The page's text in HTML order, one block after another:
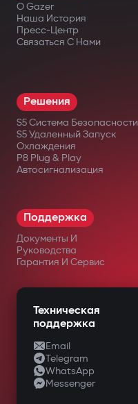
О Gazer
Наша История
Пресс-Центр
Связаться С Нами
Решения
S5 Система Безопасности
S5 Удаленный Запуск
Охлаждения
P8 Plug & Play
Автосигнализация
Поддержка
Документы И
Руководства
Гарантия И Сервис
Техническая
поддержка
Email
Telegram
WhatsApp
Messenger